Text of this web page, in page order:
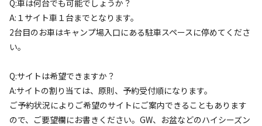
Q:車は何台でも可能でしょうか？
A:１サイト車１台までとなります。
2台目のお車はキャンプ場入口にある駐車スペースに停めてくださ
い。
Q:サイトは希望できますか？
A:サイトの割り当ては、原則、予約受付順になります。
ご予約状況によりご希望のサイトにご案内できることもあります
ので、ご要望欄にお書きください。GW、お盆などのハイシーズン
利用タイプ
宿泊 日帰り
利用人数
検索対象